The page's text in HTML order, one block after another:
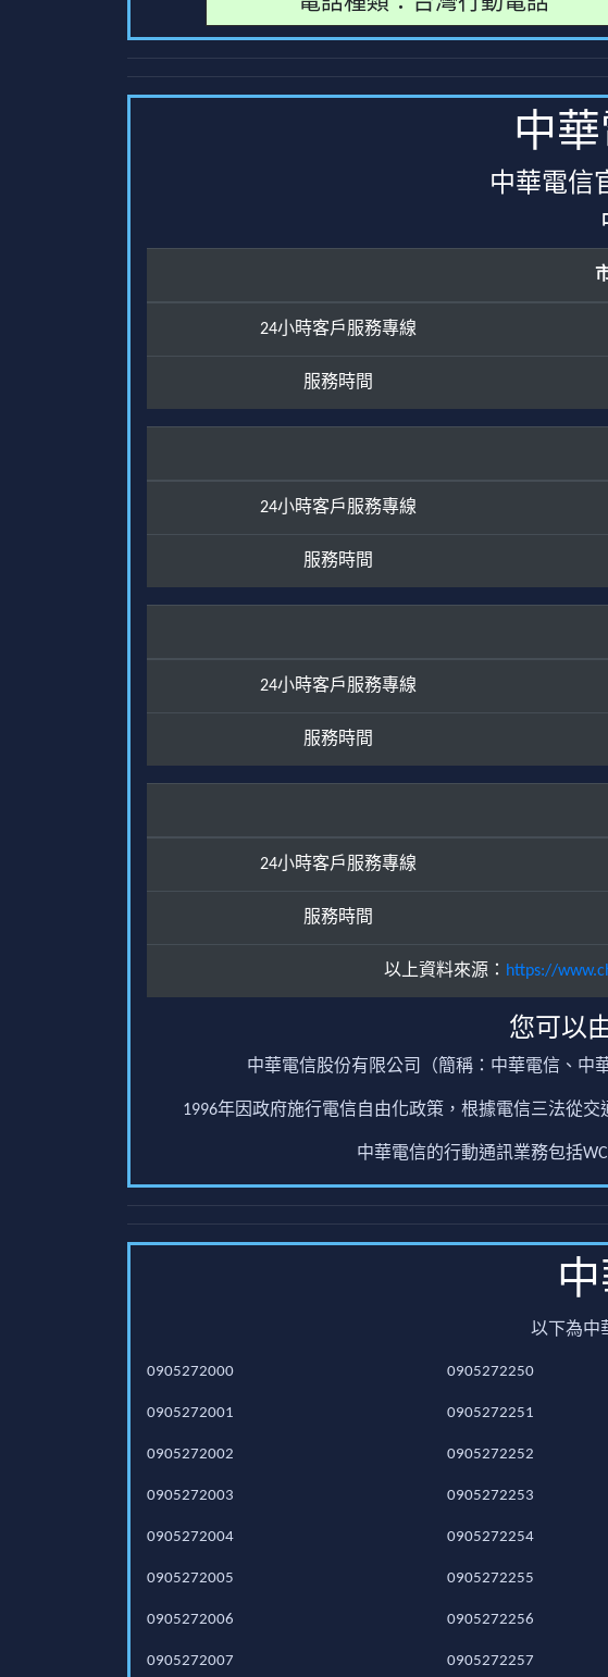
中
中華電信
24小時客戶服務專線
服務時間
24小時客戶服務專線
服務時間
24小時客戶服務專線
服務時間
24小時客戶服務專線
服務時間
以上資料來源： https://
您可以
中華電信股份有限公司（簡稱：中華電信、中
1996年因政府施行電信自由化政策，根據電信三法從
中華電信的行動通訊業務包括
以下為中
0905272000
0905272001
0905272002
0905272003
0905272004
0905272005
0905272006
0905272007
0905272250
0905272251
0905272252
0905272253
0905272254
0905272255
0905272256
0905272257